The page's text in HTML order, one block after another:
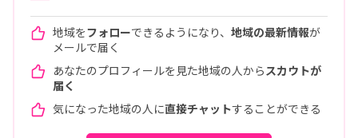
地域をフォローできるようになり、 地域の最新情報が
メールで届く
あなたのプロフィールを見た地域の人から スカウトが
届く
気になった地域の人に直接チャットすることができる